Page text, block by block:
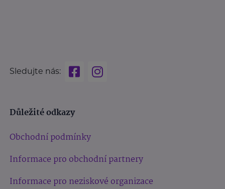
Sledujte nás:
Důležité odkazy
Obchodní podmínky
Informace pro obchodní partnery
Informace pro neziskové organizace